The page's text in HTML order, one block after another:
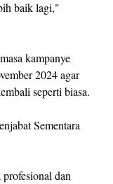
baik lagi,"
kampanye
2024 agar
seperti biasa.
Sementara
dan